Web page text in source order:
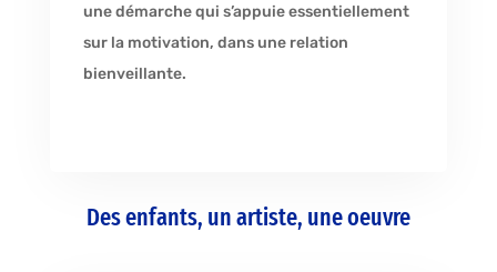
une démarche qui s’appuie essentiellement
sur la motivation, dans une relation
bienveillante.
Des enfants, un artiste, une oeuvre